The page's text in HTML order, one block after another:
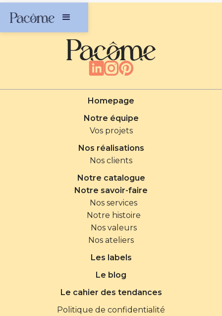
Puce NFC pour connecter la bouteille à
l’application
Double ouverture pour faciliter le nettoyage
Couvercle anti-fuites
Boucle de transport
Dimensions : 21,7 x 6,8 cm
Matière : 70% acier inoxydable recyclé , 10%
plastique PET, 10% plastique recyclé, 10% silicone
Homepage
Notre équipe
Vos projets
Nos réalisations
Nos clients
Notre catalogue
Notre savoir-faire
Nos services
Notre histoire
Nos valeurs
Nos ateliers
Les labels
Le blog
Le cahier des tendances
Politique de confidentialité